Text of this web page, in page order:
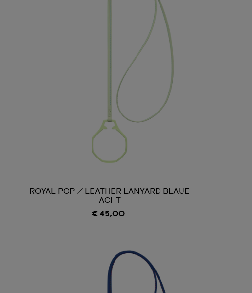
ROYAL POP / LEATHER LANYARD BLAUE
ACHT
€ 45,00